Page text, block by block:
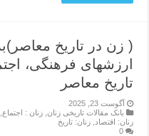
( زن در تاریخ
ارزشهای فرهنگی،
تاریخ معاصر
آگوست 23, 2025
بانک مقالات تاریخی زنان ,زنان : اجتماع
زنان: اقتصاد
,زنان: تاریخ
0